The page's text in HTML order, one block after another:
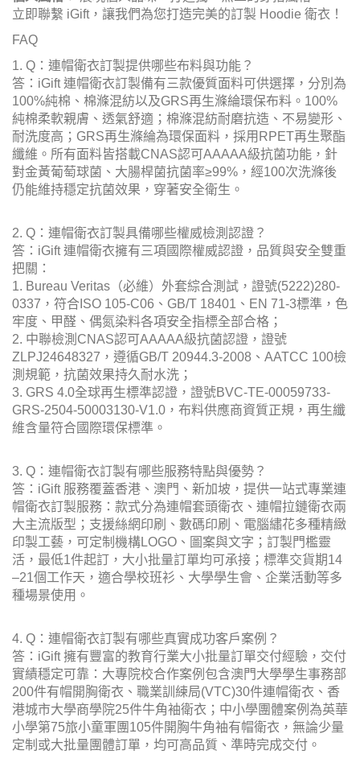
立即聯繫 iGift，讓我們為您打造完美的訂製 Hoodie 衛衣！
FAQ
1. Q：連帽衛衣訂製提供哪些布料與功能？
答：iGift 連帽衛衣訂製備有三款優質面料可供選擇，分別為
100%純棉、棉滌混紡以及GRS再生滌綸環保布料。100%
純棉柔軟親膚、透氣舒適；棉滌混紡耐磨抗造、不易變形、
耐洗度高；GRS再生滌綸為環保面料，採用RPET再生聚酯
纖維。所有面料皆搭載CNAS認可AAAAA級抗菌功能，針
對金黃葡萄球菌、大腸桿菌抗菌率≥99%，經100次洗滌後
仍能維持穩定抗菌效果，穿著安全衛生。
2. Q：連帽衛衣訂製具備哪些權威檢測認證？
答：iGift 連帽衛衣擁有三項國際權威認證，品質與安全雙重
把關：
1. Bureau Veritas（必維）外套綜合測試，證號(5222)280-
0337，符合ISO 105-C06、GB/T 18401、EN 71-3標準，色
牢度、甲醛、偶氮染料各項安全指標全部合格；
2. 中聯檢測CNAS認可AAAAA級抗菌認證，證號
ZLPJ24648327，遵循GB/T 20944.3-2008、AATCC 100檢
測規範，抗菌效果持久耐水洗；
3. GRS 4.0全球再生標準認證，證號BVC-TE-00059733-
GRS-2504-50003130-V1.0，布料供應商資質正規，再生纖
維含量符合國際環保標準。
3. Q：連帽衛衣訂製有哪些服務特點與優勢？
答：iGift 服務覆蓋香港、澳門、新加坡，提供一站式專業連
帽衛衣訂製服務：款式分為連帽套頭衛衣、連帽拉鏈衛衣兩
大主流版型；支援絲網印刷、數碼印刷、電腦繡花多種精緻
印製工藝，可定制機構LOGO、圖案與文字；訂製門檻靈
活，最低1件起訂，大小批量訂單均可承接；標準交貨期14
–21個工作天，適合學校班衫、大學學生會、企業活動等多
種場景使用。
4. Q：連帽衛衣訂製有哪些真實成功客戶案例？
答：iGift 擁有豐富的教育行業大小批量訂單交付經驗，交付
實績穩定可靠：大專院校合作案例包含澳門大學學生事務部
200件有帽開胸衛衣、職業訓練局(VTC)30件連帽衛衣、香
港城市大學商學院25件牛角袖衛衣；中小學團體案例為英華
小學第75旅小童軍團105件開胸牛角袖有帽衛衣，無論少量
定制或大批量團體訂單，均可高品質、準時完成交付。